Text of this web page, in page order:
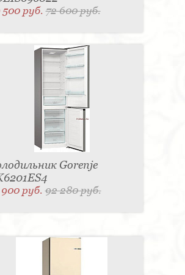
500 руб.72 600 руб.
Gorenje
900 руб.92 280 руб.